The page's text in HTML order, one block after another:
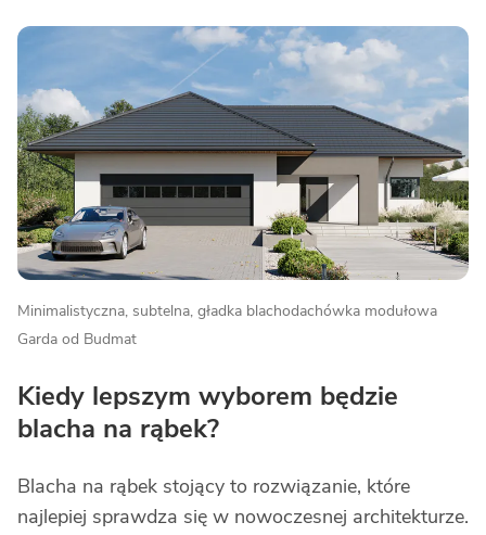
Minimalistyczna, subtelna, gładka blachodachówka modułowa
Garda od Budmat
Kiedy lepszym wyborem będzie
blacha na rąbek?
Blacha na rąbek stojący to rozwiązanie, które
najlepiej sprawdza się w nowoczesnej architekturze.